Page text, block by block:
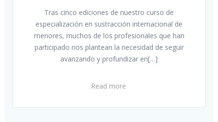
Tras cinco ediciones de nuestro curso de
especialización en sustracción internacional de
menores, muchos de los profesionales que han
participado nos plantean la necesidad de seguir
avanzando y profundizar en[…]
Read more